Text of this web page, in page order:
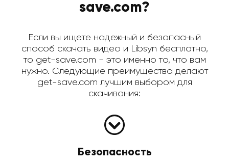
save.com?
Если вы ищете надежный и безопасный
способ скачать видео и Libsyn бесплатно,
то get-save.com - это именно то, что вам
нужно. Следующие преимущества делают
get-save.com лучшим выбором для
скачивания:
Безопасность